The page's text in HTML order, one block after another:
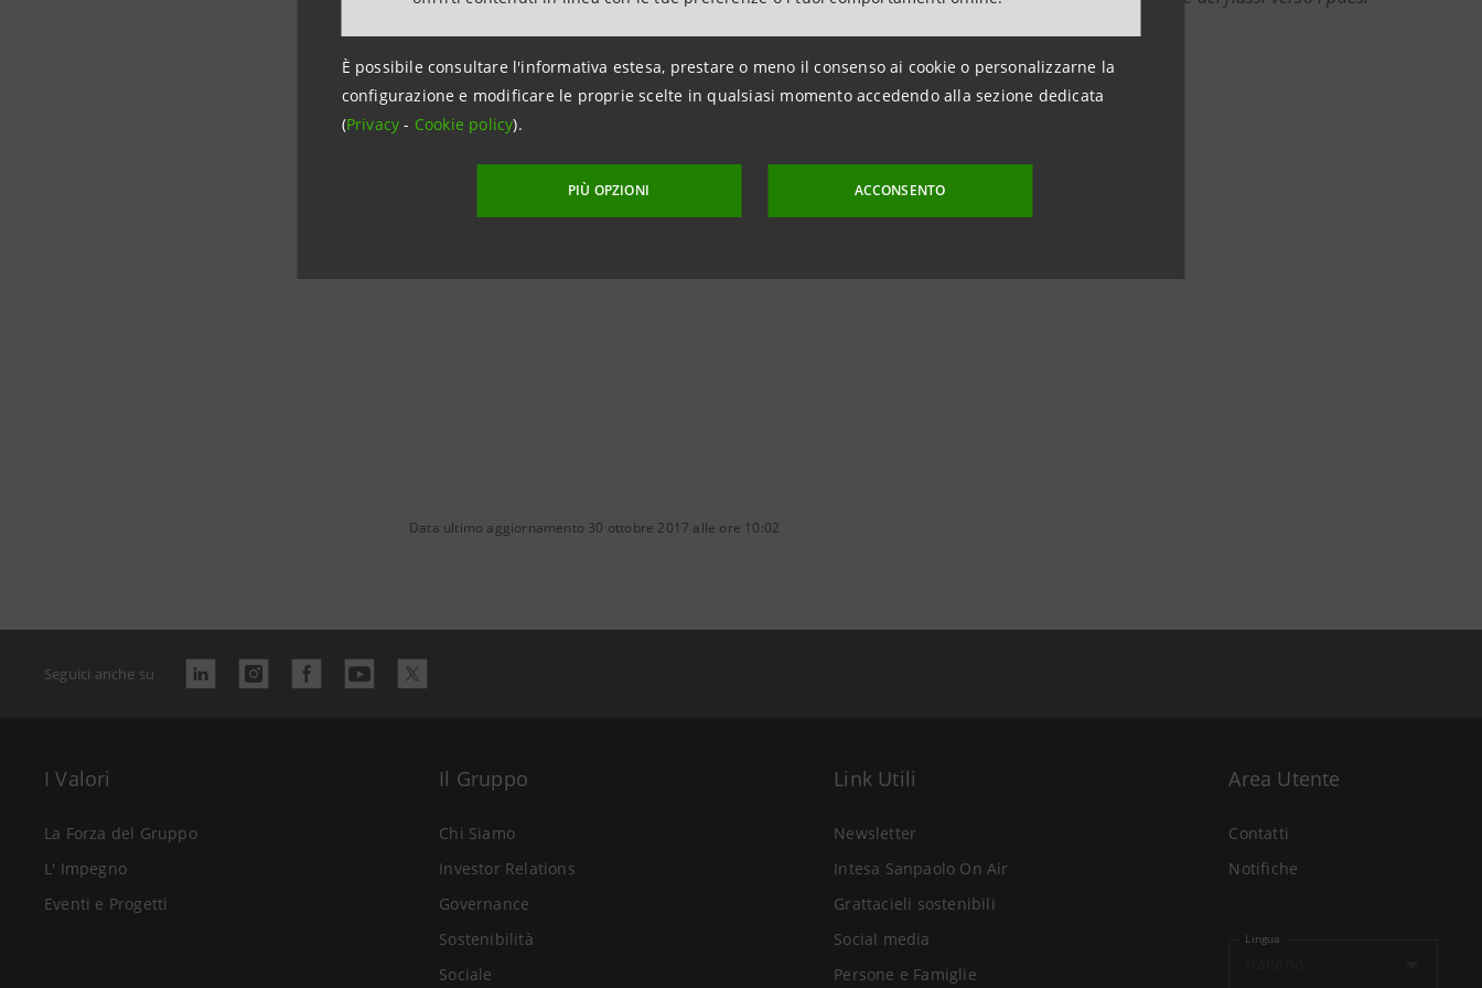
È possibile consultare l'informativa estesa, prestare o meno il consenso ai cookie o personalizzarne la
configurazione e modificare le proprie scelte in qualsiasi momento accedendo alla sezione dedicata
(Privacy- Cookie policy).
PIÙ OPZIONI ACCONSENTO
Per informazioni:
Gruppo Intesa Sanpaolo
Data ultimo aggiornamento 30 ottobre 2017 alle ore 10:02
Seguici anche su
I Valori
La Forza del Gruppo
L' Impegno
Eventi e Progetti
Il Gruppo
Chi Siamo
Investor Relations
Governance
Sostenibilità
Sociale
Link Utili
Newsletter
Intesa Sanpaolo On Air
Grattacieli sostenibili
Social media
Persone e Famiglie
Area Utente
Contatti
Notifiche
Lingua